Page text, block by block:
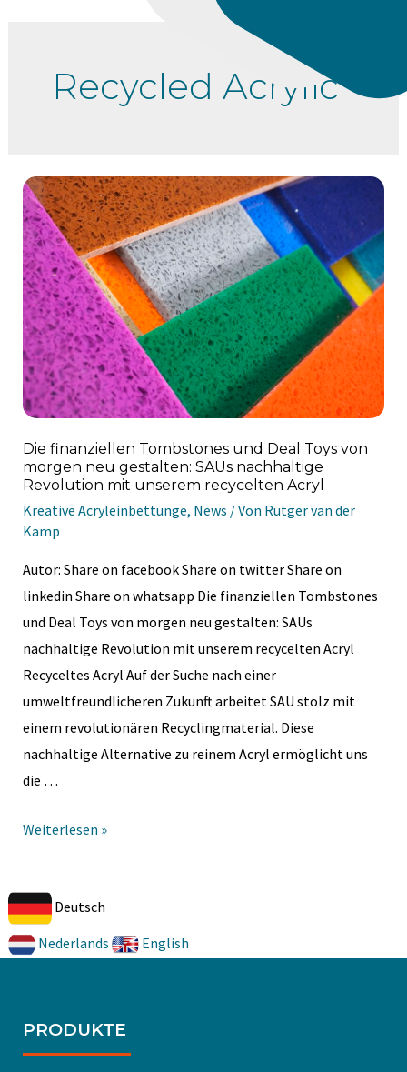
Recycled Acrylic
Die finanziellen Tombstones ​​und Deal Toys von
morgen neu gestalten: SAUs nachhaltige
Revolution mit unserem recycelten Acryl
Kreative Acryleinbettunge, News / Von Rutger van der
Kamp
Autor: Share on facebook Share on twitter Share on
linkedin Share on whatsapp Die finanziellen Tombstones ​​
und Deal Toys von morgen neu gestalten: SAUs
nachhaltige Revolution mit unserem recycelten Acryl
Recyceltes Acryl Auf der Suche nach einer
umweltfreundlicheren Zukunft arbeitet SAU stolz mit
einem revolutionären Recyclingmaterial. Diese
nachhaltige Alternative zu reinem Acryl ermöglicht uns
die …
Weiterlesen »
Deutsch
Nederlands English
PRODUKTE